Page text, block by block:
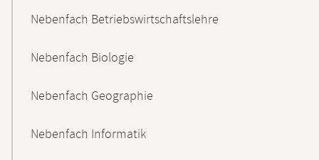
Nebenfach Betriebswirtschaftslehre
Nebenfach Biologie
Nebenfach Geographie
Nebenfach Informatik